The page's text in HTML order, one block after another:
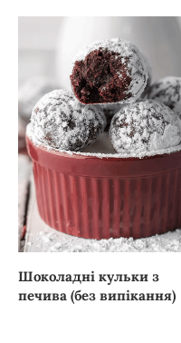
Шоколадні кульки з
печива (без випікання)